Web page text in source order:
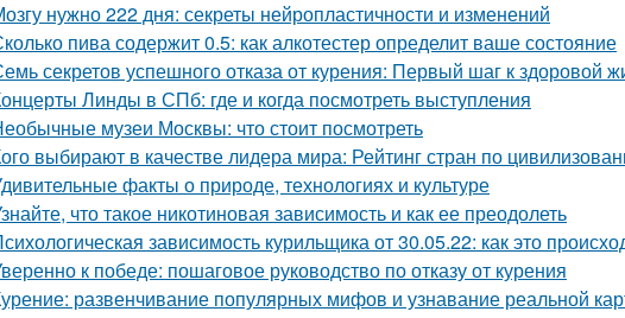
нужно 222 дня: секреты нейропластичности и изменений
пива содержит 0.5: как алкотестер определит ваше состояние
секретов успешного отказа от курения: Первый шаг к здоровой
Линды в СПб: где и когда посмотреть выступления
музеи Москвы: что стоит посмотреть
выбирают в качестве лидера мира: Рейтинг стран по
факты о природе, технологиях и культуре
что такое никотиновая зависимость и как ее преодолеть
зависимость курильщика от 30.05.22: как это
к победе: пошаговое руководство по отказу от курения
развенчивание популярных мифов и узнавание реальной